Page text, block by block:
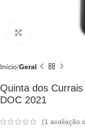
Clique para
Início Geral
Quinta dos
DOC 2021
(1 avaliação